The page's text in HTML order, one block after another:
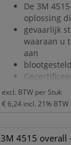
deeltjes en
spetters
Stevig,
De 3M
oplossing
gevaarlijk
waaraan u
aan
voor
(PPE)
excl. BTW per Stuk
€ 6,24 incl. 21% BTW
3M 4515 overall